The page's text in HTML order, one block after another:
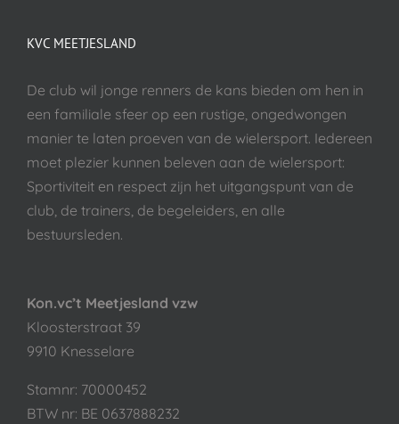
KVC MEETJESLAND
De club wil jonge renners de kans bieden om hen in
een familiale sfeer op een rustige, ongedwongen
manier te laten proeven van de wielersport. Iedereen
moet plezier kunnen beleven aan de wielersport:
Sportiviteit en respect zijn het uitgangspunt van de
club, de trainers, de begeleiders, en alle
bestuursleden.
Kon.vc’t Meetjesland vzw
Kloosterstraat 39
9910 Knesselare
Stamnr: 70000452
BTW nr: BE 0637888232